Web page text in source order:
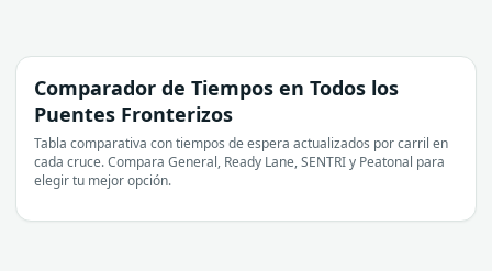
Comparador de Tiempos en Todos los
Puentes Fronterizos
Tabla comparativa con tiempos de espera actualizados por carril en
cada cruce. Compara General, Ready Lane, SENTRI y Peatonal para
elegir tu mejor opción.